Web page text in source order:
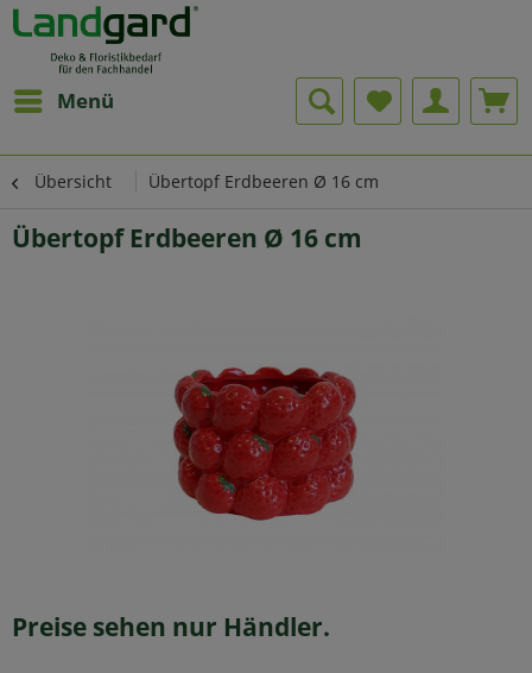
Menü
Übersicht Übertopf Erdbeeren Ø 16 cm
Übertopf Erdbeeren Ø 16 cm
Preise sehen nur Händler.